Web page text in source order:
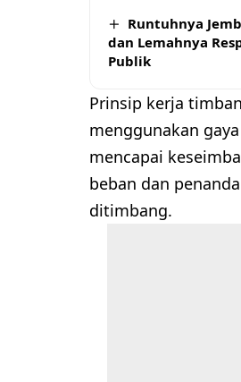
Runtuhnya
dan Lemahnya
Publik
Prinsip kerja
menggunakan
mencapai
beban dan
ditimbang.